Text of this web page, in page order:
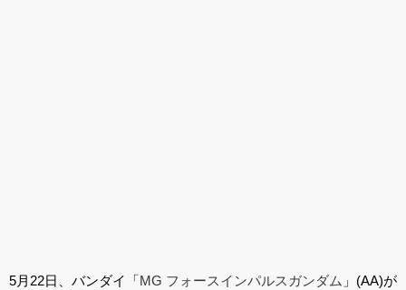
5月22日、バンダイ「MG フォースインパルスガンダム 」(AA)が